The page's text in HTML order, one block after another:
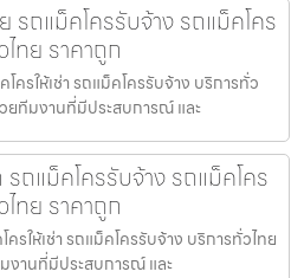
รถแม็คโครรับจ้าง รถแม็คโคร
ทย ราคาถูก
ครให้เช่า รถแม็คโครรับจ้าง บริการทั่ว
ยทีมงานที่มีประสบการณ์ และ
รถแม็คโครรับจ้าง รถแม็คโคร
ทย ราคาถูก
ครให้เช่า รถแม็คโครรับจ้าง บริการทั่วไทย
งานที่มีประสบการณ์ และ